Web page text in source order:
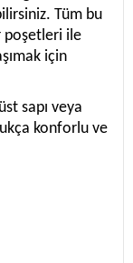
Tüm bu
poşetleri ile
için
sapı veya
konforlu ve